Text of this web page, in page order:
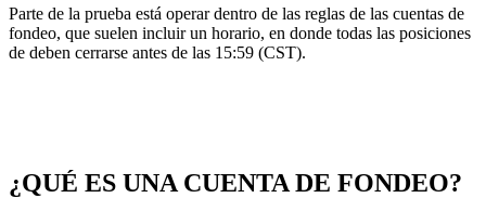
Parte de la prueba está operar dentro de las reglas de las cuentas de
fondeo, que suelen incluir un horario, en donde todas las posiciones
de deben cerrarse antes de las 15:59 (CST).
¿QUÉ ES UNA CUENTA DE FONDEO?